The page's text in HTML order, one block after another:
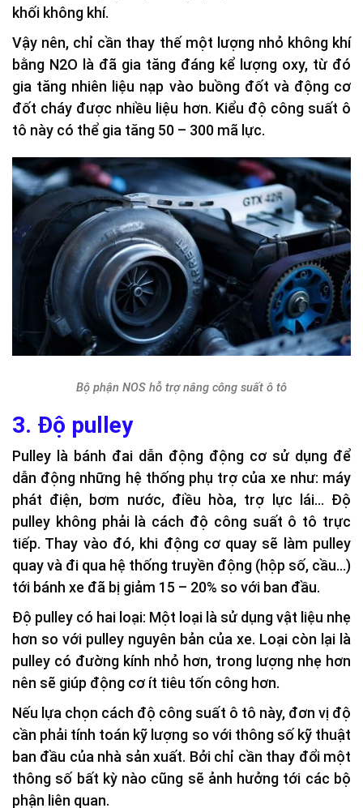
khối không khí.
Vậy nên, chỉ cần thay thế một lượng nhỏ không khí
bằng N2O là đã gia tăng đáng kể lượng oxy, từ đó
gia tăng nhiên liệu nạp vào buồng đốt và động cơ
đốt cháy được nhiều liệu hơn. Kiểu độ công suất ô
tô này có thể gia tăng 50 – 300 mã lực.
Bộ phận NOS hỗ trợ nâng công suất ô tô
3. Độ pulley
Pulley là bánh đai dẫn động động cơ sử dụng để
dẫn động những hệ thống phụ trợ của xe như: máy
phát điện, bơm nước, điều hòa, trợ lực lái… Độ
pulley không phải là cách độ công suất ô tô trực
tiếp. Thay vào đó, khi động cơ quay sẽ làm pulley
quay và đi qua hệ thống truyền động (hộp số, cầu…)
tới bánh xe đã bị giảm 15 – 20% so với ban đầu.
Độ pulley có hai loại: Một loại là sử dụng vật liệu nhẹ
hơn so với pulley nguyên bản của xe. Loại còn lại là
pulley có đường kính nhỏ hơn, trong lượng nhẹ hơn
nên sẽ giúp động cơ ít tiêu tốn công hơn.
Nếu lựa chọn cách độ công suất ô tô này, đơn vị độ
cần phải tính toán kỹ lượng so với thông số kỹ thuật
ban đầu của nhà sản xuất. Bởi chỉ cần thay đổi một
thông số bất kỳ nào cũng sẽ ảnh hưởng tới các bộ
phận liên quan.